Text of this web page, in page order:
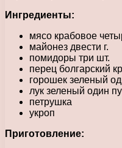
Ингредиенты:
мясо крабовое
майонез двести г.
помидоры три шт.
перец болгарский
горошек зеленый
лук зеленый один
петрушка
укроп
Приготовление: